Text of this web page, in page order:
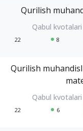
Qurilish
22 8
Qurilish
22 6